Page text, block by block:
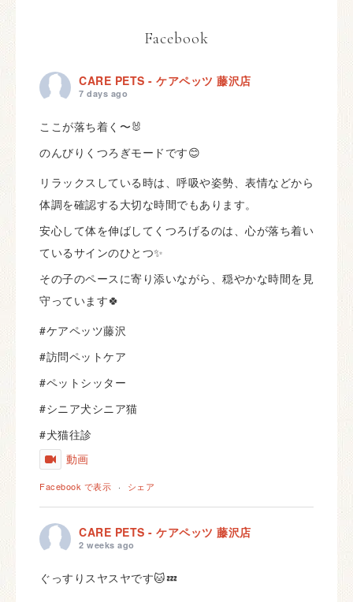
Facebook
CARE PETS - ケアペッツ 藤沢店
7 days ago
ここが落ち着く〜🐰
のんびりくつろぎモードです😊
リラックスしている時は、呼吸や姿勢、表情などから
体調を確認する大切な時間でもあります。
安心して体を伸ばしてくつろげるのは、心が落ち着い
ているサインのひとつ✨
その子のペースに寄り添いながら、穏やかな時間を見
守っています🍀
#ケアペッツ藤沢
#訪問ペットケア
#ペットシッター
#シニア犬シニア猫
#犬猫往診
動画
Facebook で表示 · シェア
CARE PETS - ケアペッツ 藤沢店
2 weeks ago
ぐっすりスヤスヤです🐱💤